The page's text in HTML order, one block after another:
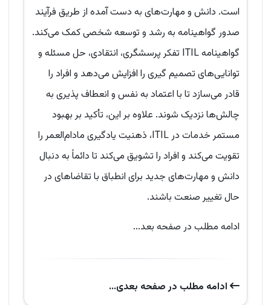
است. دانش و مهارت‌های به دست آمده از طریق فرآیند
صدور گواهینامه به رشد و توسعه شخصی کمک می‌کند.
گواهینامه ITIL تفکر پرسشگری، انتقادی، حل مسئله و
توانایی‌های تصمیم گیری را افزایش می‌دهد و افراد را
قادر می‌سازد تا با اعتماد به نفس و انعطاف پذیری به
چالش‌ها نزدیک شوند. علاوه بر این، تأکید بر بهبود
مستمر خدمات در ITIL، ذهنیت یادگیری مادام‌العمر را
تقویت می‌کند و افراد را تشویق می‌کند تا دائماً به دنبال
دانش و مهارت‌های جدید برای انطباق با تقاضاهای در
حال تغییر صنعت باشند.
ادامه مطلب در صفحه بعد...
ادامه‌ مطلب در صفحه‌ بعدی...